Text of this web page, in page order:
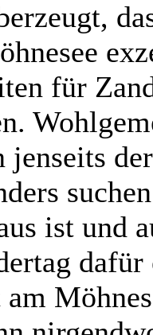
für
ist und